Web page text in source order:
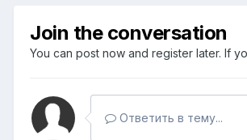
Join the conversation
You can post now and register later. If
Ответить в тему...